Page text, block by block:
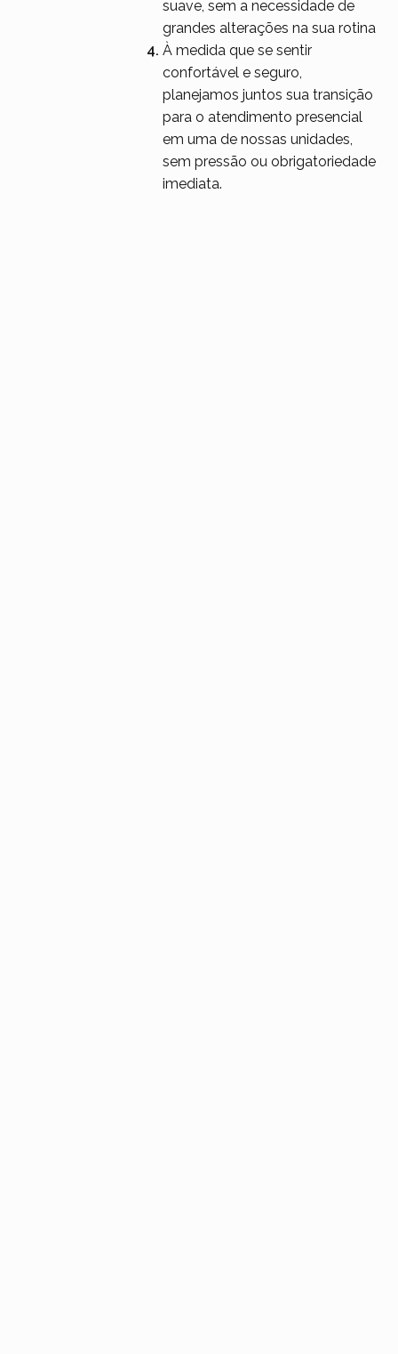
suave, sem a necessidade de
grandes alterações na sua rotina
À medida que se sentir
confortável e seguro,
planejamos juntos sua transição
para o atendimento presencial
em uma de nossas unidades,
sem pressão ou obrigatoriedade
imediata.